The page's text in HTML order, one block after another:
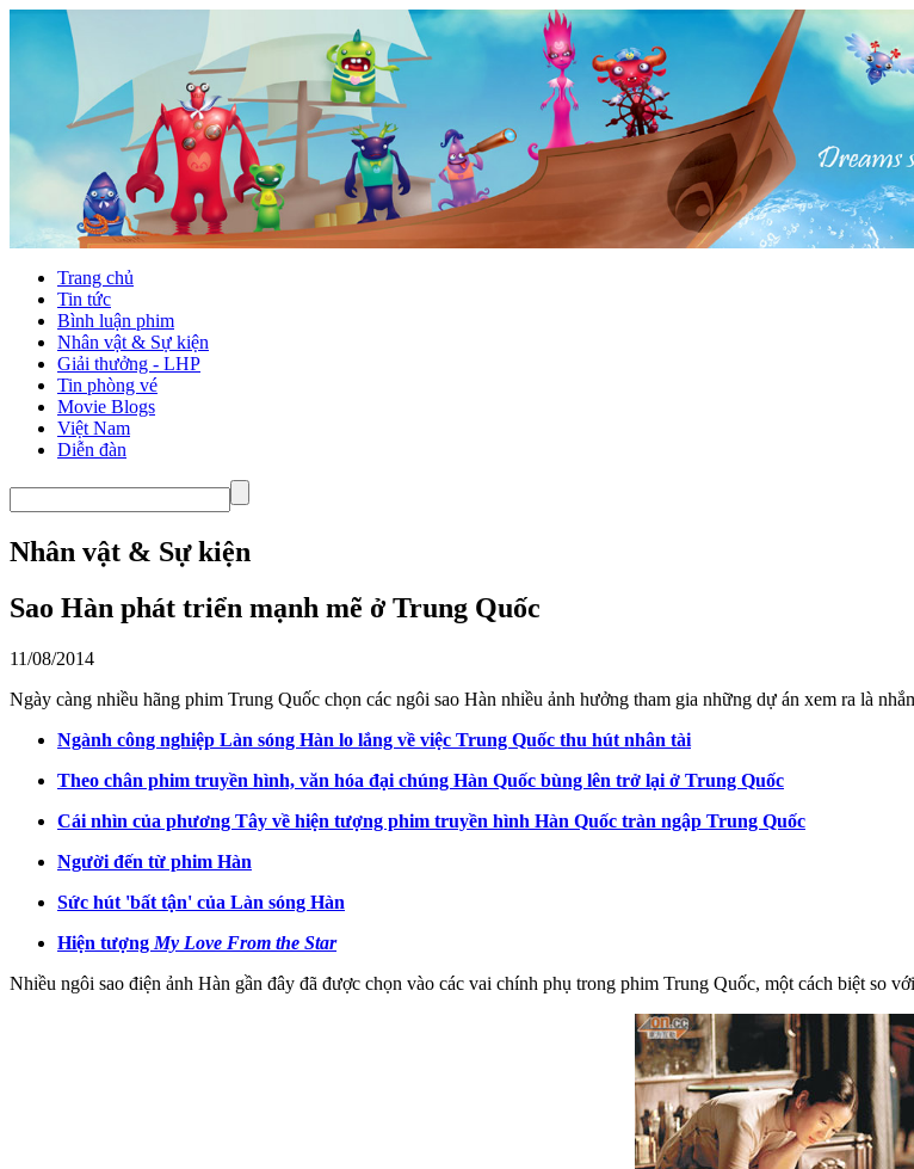
Trang chủ
Tin tức
Bình luận phim
Nhân vật & Sự kiện
Giải thưởng - LHP
Tin phòng vé
Movie Blogs
Việt Nam
Diễn đàn
Nhân vật & Sự kiện
Sao Hàn phát triển mạnh mẽ ở Trung Quốc
11/08/2014
Ngày càng nhiều hãng phim Trung Quốc chọn các ngôi sao Hàn nhiều ảnh hưởng tham gia những dự án xem ra là
Ngành công nghiệp Làn sóng Hàn lo lắng về việc Trung Quốc thu hút nhân tài
Theo chân phim truyền hình, văn hóa đại chúng Hàn Quốc bùng lên trở lại ở Trung Quốc
Cái nhìn của phương Tây về hiện tượng phim truyền hình Hàn Quốc tràn ngập Trung Quốc
Người đến từ phim Hàn
Sức hút 'bất tận' của Làn sóng Hàn
Hiện tượng My Love From the Star
Nhiều ngôi sao điện ảnh Hàn gần đây đã được chọn vào các vai chính phụ trong phim Trung Quốc, một cách biệt so